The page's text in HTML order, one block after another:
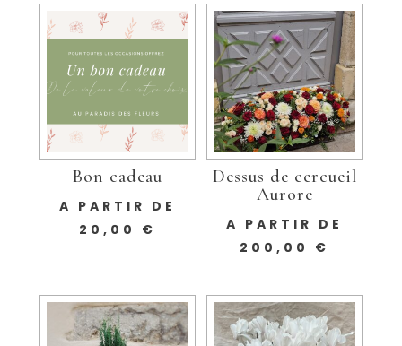
Bon cadeau
A PARTIR DE
20,00 €
Dessus de cercueil
Aurore
A PARTIR DE
200,00 €